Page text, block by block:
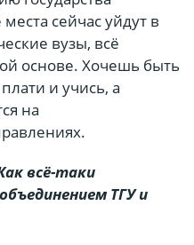
сейчас уйдут в
вузы, всё
основе. Хочешь быть
и учись, а
на
всё-таки
ТГУ и